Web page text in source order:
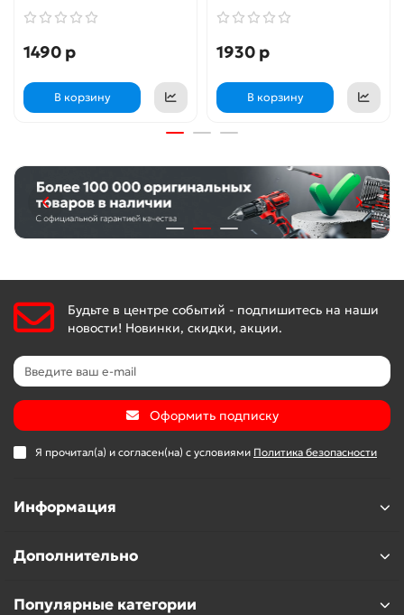
1490 р
В корзину
1930 р
В корзину
Будьте в центре событий - подпишитесь на наши
новости! Новинки, скидки, акции.
Оформить подписку
Я прочитал(а) и согласен(на) с условиями Политика безопасности
Информация
Дополнительно
Популярные категории